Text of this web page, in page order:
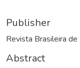
Publisher
Revista Brasileira
Abstract